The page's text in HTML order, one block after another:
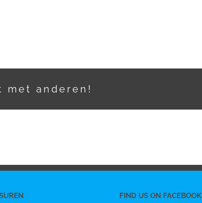
met anderen!
FIND US ON FACEBOOK